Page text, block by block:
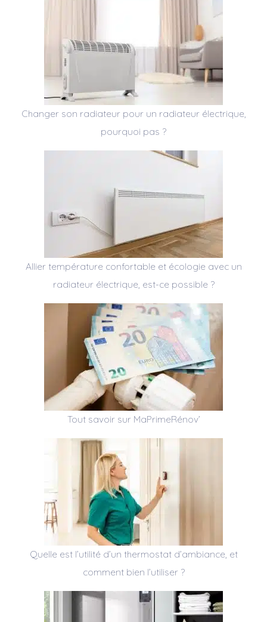
Changer son radiateur pour un radiateur électrique,
pourquoi pas ?
Allier température confortable et écologie avec un
radiateur électrique, est-ce possible ?
Tout savoir sur MaPrimeRénov’
Quelle est l’utilité d’un thermostat d’ambiance, et
comment bien l’utiliser ?